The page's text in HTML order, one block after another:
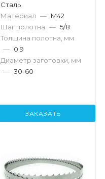
Сталь
Материал — M42
Шаг полотна — 5/8
Толщина полотна, мм
— 0.9
Диаметр заготовки, мм
— 30-60
ЗАКАЗАТЬ